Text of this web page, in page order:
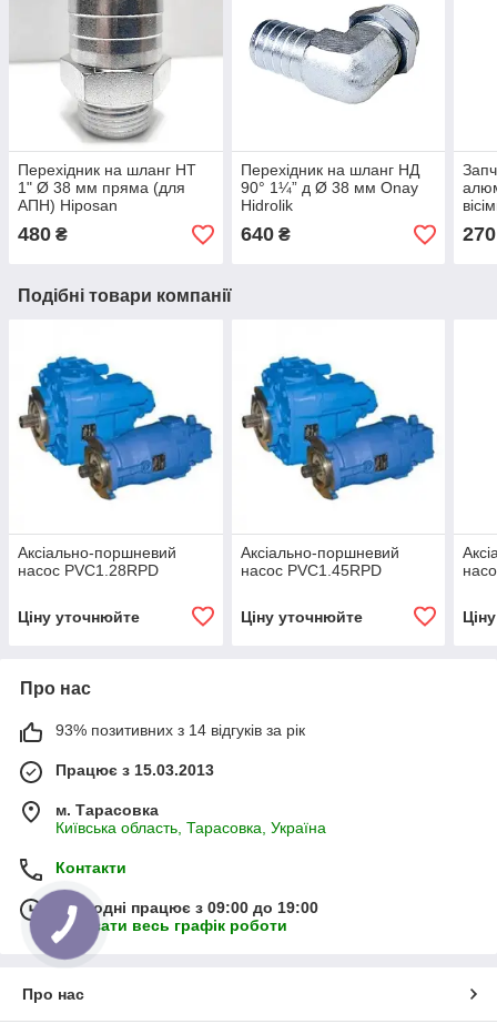
Перехідник на шланг НТ
1" Ø 38 мм пряма (для
АПН) Hiposan
480 ₴
Перехідник на шланг НД
90° 1¼” д Ø 38 мм Onay
Hidrolik
640₴ 270
Подібні товари компанії
Аксіально-поршневий
насос PVC1.28RPD
Ціну уточнюйте
Аксіально-поршневий
насос PVC1.45RPD
Ціну уточнюйте
Про нас
93% позитивних з 14 відгуків за рік
Працює з 15.03.2013
м. Тарасовка
Київська область, Тарасовка, Україна
Контакти
Сьогодні працює з 09:00 до 19:00
Показати весь графік роботи
Про нас